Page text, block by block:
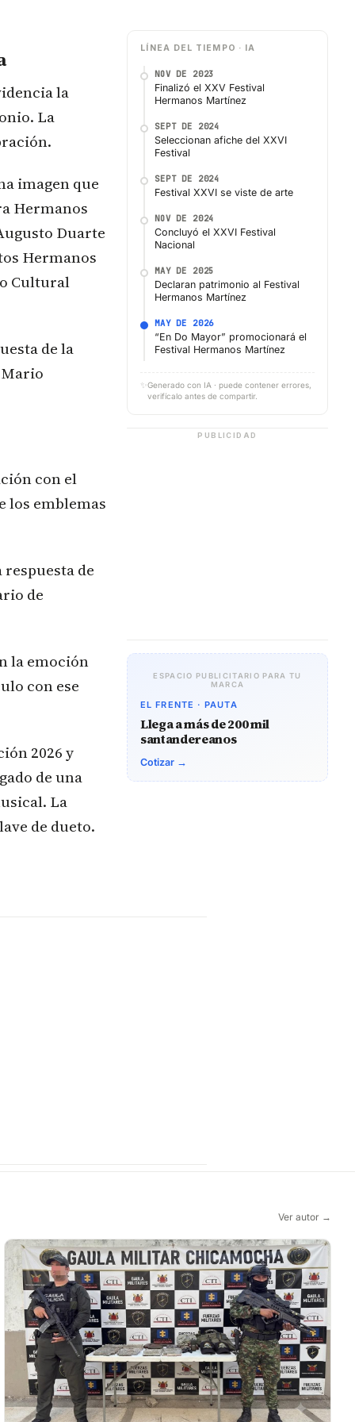
la
La
imagen que
Hermanos
Duarte
Hermanos
Cultural
de la
Mario
con el
los emblemas
de
de
la emoción
con ese
2026 y
de una
La
de dueto.
LÍNEA DEL TIEMPO · IA
NOV DE 2023
Finalizó el XXV Festival
Hermanos Martínez
SEPT DE 2024
Seleccionan afiche del XXVI
Festival
SEPT DE 2024
Festival XXVI se viste de arte
NOV DE 2024
Concluyó el XXVI Festival
Nacional
MAY DE 2025
Declaran patrimonio al Festival
Hermanos Martínez
MAY DE 2026
“En Do Mayor” promocionará el
Festival Hermanos Martínez
✨ Generado con IA · puede contener errores,
verifícalo antes de compartir.
PUBLICIDAD
ESPACIO PUBLICITARIO PARA TU
MARCA
EL FRENTE · PAUTA
Llega a más de 200 mil
santandereanos
Cotizar →
Ver autor →